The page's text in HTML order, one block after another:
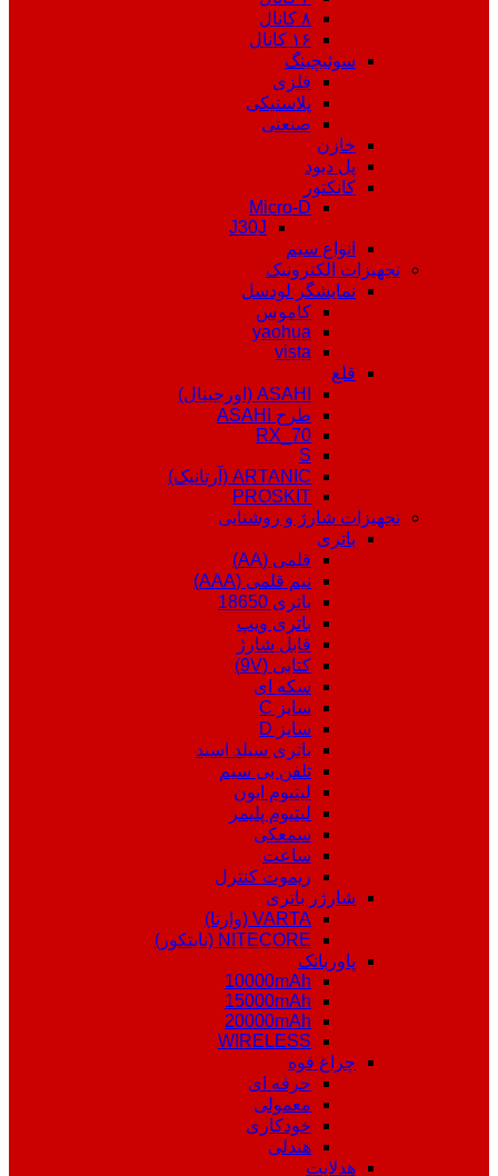
۸ کانال
۱۶ کانال
سوئیچینگ
فلزی
پلاستیکی
صنعتی
خازن
پل دیود
کانکتور
Micro-D
J30J
انواع سیم
تجهیزات الکترونیک
نمایشگر لودسل
کاموس
yaohua
vista
قلع
ASAHI (اورجینال)
طرح ASAHI
RX_70
S
ARTANIC (آرتانیک)
PROSKIT
تجهیزات شارژ و روشنایی
باتری
قلمی (AA)
نیم قلمی (AAA)
باتری 18650
باتری ویپ
قابل شارژ
کتابی (9V)
سکه ای
سایز C
سایز D
باتری سیلد اسید
تلفن بی سیم
لیتیوم ایون
لیتیوم پلیمر
سمعکی
ساعت
ریموت کنترل
شارژر باتری
VARTA (وارتا)
NITECORE (نایتکور)
پاوربانک
10000mAh
15000mAh
20000mAh
WIRELESS
چراغ قوه
حرفه ای
معمولی
خودکاری
هندلی
هدلایت